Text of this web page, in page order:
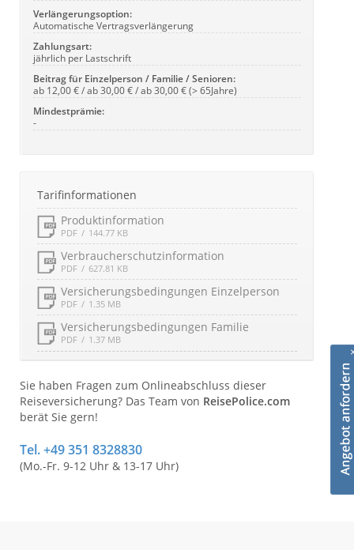
Verlängerungsoption:
Automatische Vertragsverlängerung
Zahlungsart:
jährlich per Lastschrift
Beitrag für Einzelperson / Familie / Senioren:
ab 12,00 € / ab 30,00 € / ab 30,00 € (> 65Jahre)
Mindestprämie:
-
Tarifinformationen
Produktinformation
PDF 144.77 KB
Verbraucherschutzinformation
PDF 627.81 KB
Versicherungsbedingungen Einzelperson
PDF 1.35 MB
Versicherungsbedingungen Familie
PDF 1.37 MB
Sie haben Fragen zum Onlineabschluss dieser
Reiseversicherung? Das Team von ReisePolice.com
berät Sie gern!
Tel. +49 351 8328830
(Mo.-Fr. 9-12 Uhr & 13-17 Uhr)